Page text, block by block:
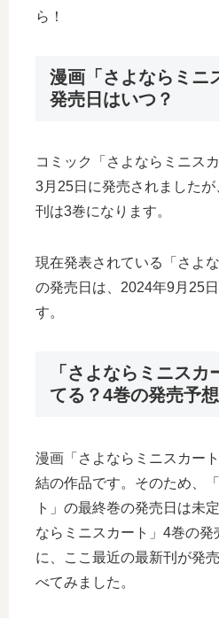
ら！
漫画「さよならミニ
発売日はいつ？
コミック「さよならミニス
3月25日に発売されました
刊は3巻になります。
現在発表されている「さよ
の発売日は、2024年9月25
す。
「さよならミニスカ
てる？4巻の発売予
漫画「さよならミニスカー
結の作品です。そのため、
ト」の最終巻の発売日は未
ならミニスカート」4巻の
に、ここ最近の最新刊が発
べてみました。